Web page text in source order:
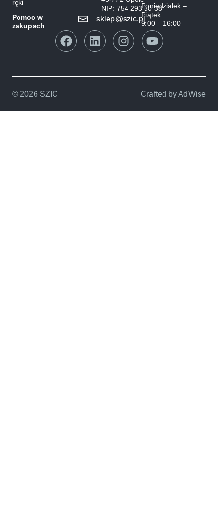
ręki
NIP: 754 293 50 38
Pomoc w
zakupach
Poniedziałek –
Piątek
9:00 – 16:00
sklep@szic.pl
© 2026 SZIC Crafted byAdWise